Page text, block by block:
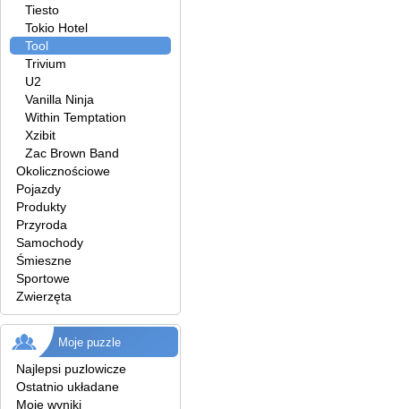
Tiesto
Tokio Hotel
Tool
Trivium
U2
Vanilla Ninja
Within Temptation
Xzibit
Zac Brown Band
Okolicznościowe
Pojazdy
Produkty
Przyroda
Samochody
Śmieszne
Sportowe
Zwierzęta
Moje puzzle
Najlepsi puzlowicze
Ostatnio układane
Moje wyniki